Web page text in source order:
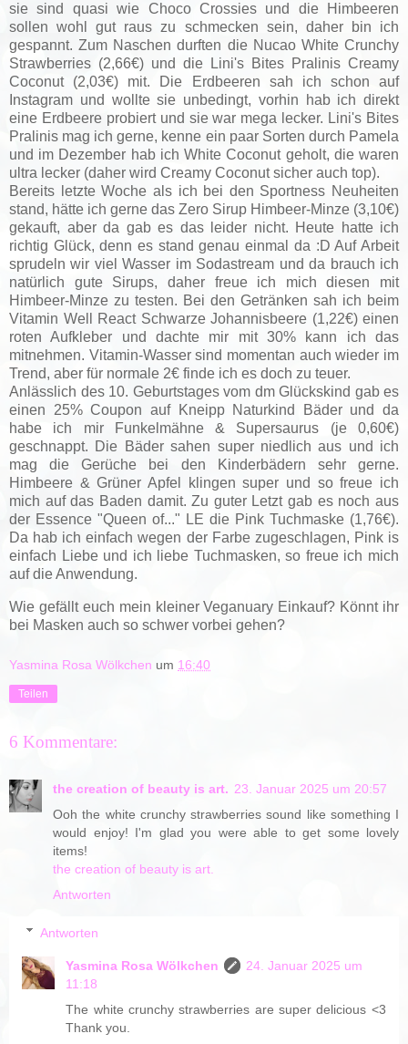
sie sind quasi wie Choco Crossies und die Himbeeren
sollen wohl gut raus zu schmecken sein, daher bin ich
gespannt. Zum Naschen durften die Nucao White Crunchy
Strawberries (2,66€) und die Lini's Bites Pralinis Creamy
Coconut (2,03€) mit. Die Erdbeeren sah ich schon auf
Instagram und wollte sie unbedingt, vorhin hab ich direkt
eine Erdbeere probiert und sie war mega lecker. Lini's Bites
Pralinis mag ich gerne, kenne ein paar Sorten durch Pamela
und im Dezember hab ich White Coconut geholt, die waren
ultra lecker (daher wird Creamy Coconut sicher auch top).
Bereits letzte Woche als ich bei den Sportness Neuheiten
stand, hätte ich gerne das Zero Sirup Himbeer-Minze (3,10€)
gekauft, aber da gab es das leider nicht. Heute hatte ich
richtig Glück, denn es stand genau einmal da :D Auf Arbeit
sprudeln wir viel Wasser im Sodastream und da brauch ich
natürlich gute Sirups, daher freue ich mich diesen mit
Himbeer-Minze zu testen. Bei den Getränken sah ich beim
Vitamin Well React Schwarze Johannisbeere (1,22€) einen
roten Aufkleber und dachte mir mit 30% kann ich das
mitnehmen. Vitamin-Wasser sind momentan auch wieder im
Trend, aber für normale 2€ finde ich es doch zu teuer.
Anlässlich des 10. Geburtstages vom dm Glückskind gab es
einen 25% Coupon auf Kneipp Naturkind Bäder und da
habe ich mir Funkelmähne & Supersaurus (je 0,60€)
geschnappt. Die Bäder sahen super niedlich aus und ich
mag die Gerüche bei den Kinderbädern sehr gerne.
Himbeere & Grüner Apfel klingen super und so freue ich
mich auf das Baden damit. Zu guter Letzt gab es noch aus
der Essence "Queen of..." LE die Pink Tuchmaske (1,76€).
Da hab ich einfach wegen der Farbe zugeschlagen, Pink is
einfach Liebe und ich liebe Tuchmasken, so freue ich mich
auf die Anwendung.
Wie gefällt euch mein kleiner Veganuary Einkauf? Könnt ihr
bei Masken auch so schwer vorbei gehen?
Yasmina Rosa Wölkchen um 16:40
Teilen
6 Kommentare:
the creation of beauty is art. 23. Januar 2025 um 20:57
Ooh the white crunchy strawberries sound like something I
would enjoy! I'm glad you were able to get some lovely
items!
the creation of beauty is art.
Antworten
Antworten
Yasmina Rosa Wölkchen
24. Januar 2025 um
11:18
The white crunchy strawberries are super delicious <3
Thank you.